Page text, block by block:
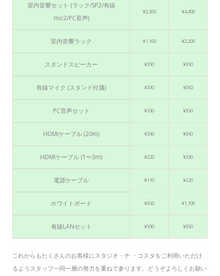
室内音響セット (ラック/SP2/有線
mic2/PC音声)
¥2,200 ¥4,400
室内音響ラック ¥1,100 ¥2,200
スタンドスピーカー ¥330 ¥550
有線マイク (スタンド付属) ¥330 ¥550
PC音声セット ¥330 ¥550
HDMIケーブル (20m) ¥330 ¥550
HDMIケーブル (1〜3m) ¥220 ¥330
電源ケーブル ¥110 ¥220
ホワイトボード ¥550 ¥1,100
有線LANセット ¥330 ¥550
これからもたくさんのお客様にスタジオ・ナ ・コスタをご利用いただけ
るようスタッフ一同一層の努力を重ねて参ります。どうぞよろしくお願い